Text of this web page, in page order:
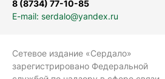
8 (8734) 77-10-85
E-mail: serdalo@yandex.ru
Сетевое издание «Сердало»
зарегистрировано Федеральной